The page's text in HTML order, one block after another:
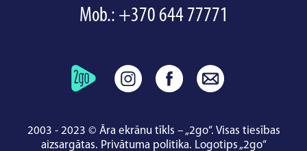
Mob.: +370 644 77771
2003 - 2023 © Āra ekrānu tīkls – „2go“. Visas tiesības
aizsargātas. Privātuma politika. Logotips „2go“